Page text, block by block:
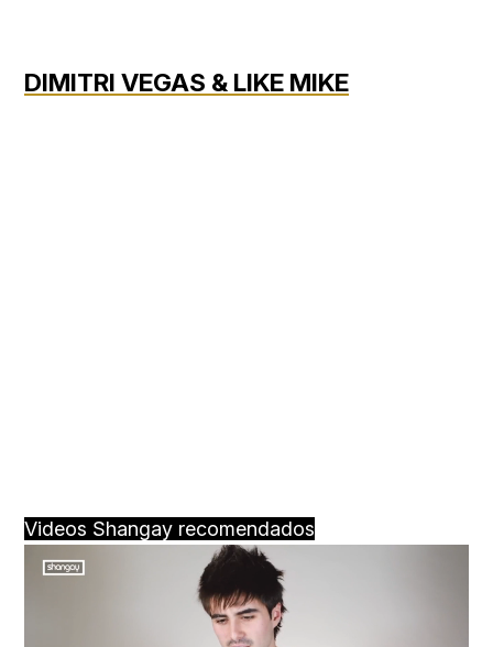
DIMITRI VEGAS & LIKE MIKE
Videos Shangay recomendados